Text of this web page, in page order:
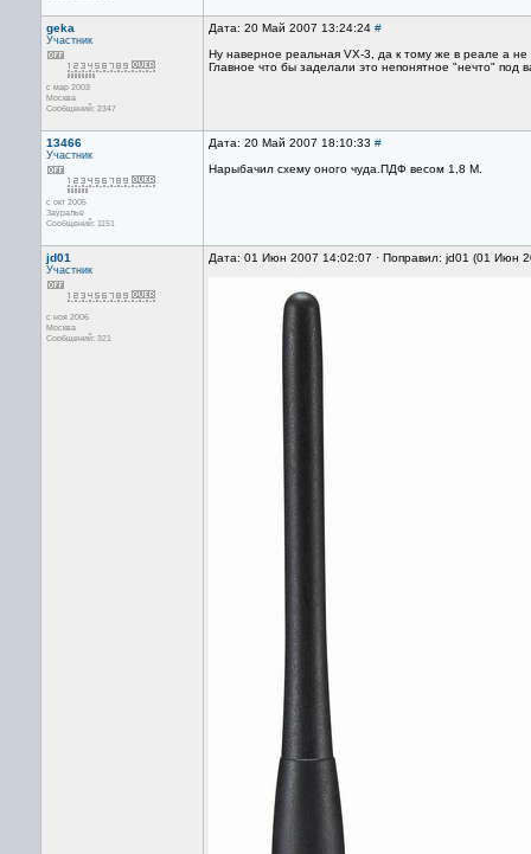
geka
Участник
с мар 2003
Москва
Сообщений: 2347
Дата: 20 Май 2007 13:24:24 #
Ну наверное реальная VX-3, да к тому же в реале а не
Главное что бы заделали это непонятное "нечто"
13466
Участник
с окт 2005
Зауралье
Сообщений: 1151
Дата: 20 Май 2007 18:10:33 #
Нарыбачил схему оного чуда.ПДФ весом 1,8 М.
jd01
Участник
с ноя 2006
Москва
Сообщений: 321
Дата: 01 Июн 2007 14:02:07 · Поправил: jd01 (01 Июн